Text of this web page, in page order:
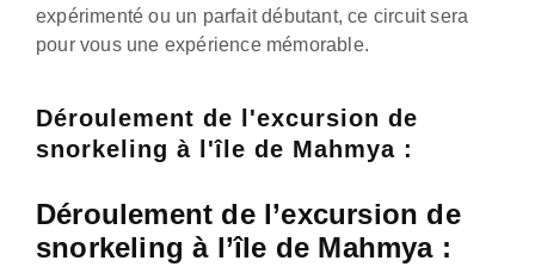
expérimenté ou un parfait débutant, ce circuit sera
pour vous une expérience mémorable.
Déroulement de l'excursion de
snorkeling à l'île de Mahmya :
Déroulement de l’excursion de
snorkeling à l’île de Mahmya :